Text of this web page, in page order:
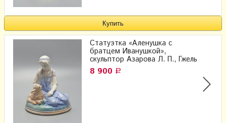
Статуэтка «Аленушка с
братцем Иванушкой»,
скульптор Азарова Л. П., Гжель
8 900 Р